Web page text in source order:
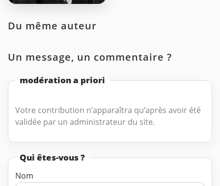
Du même auteur
Un message, un commentaire ?
modération a priori
Votre contribution n’apparaîtra qu’après avoir été
validée par un administrateur du site.
Qui êtes-vous ?
Nom